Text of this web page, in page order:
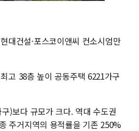
대건설·포스코이앤씨 컨소시엄만
고 38층 높이 공동주택 6221가구
)보다 규모가 크다. 역대 수도권
주거지역의 용적률을 기존 250%